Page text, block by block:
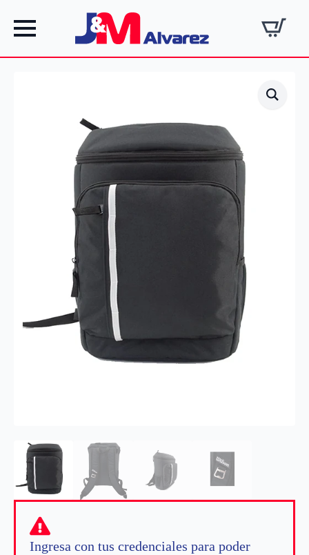
Ingresa con tus credenciales para poder